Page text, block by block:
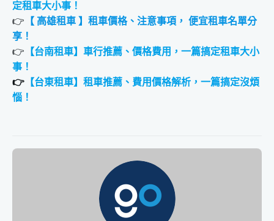
定租車大小事！
👉 【 高雄租車 】租車價格、注意事項， 便宜租車名單分
享！
👉 【台南租車】車行推薦、價格費用，一篇搞定租車大小
事！
👉 【台東租車】租車推薦、費用價格解析，一篇搞定沒煩
惱！